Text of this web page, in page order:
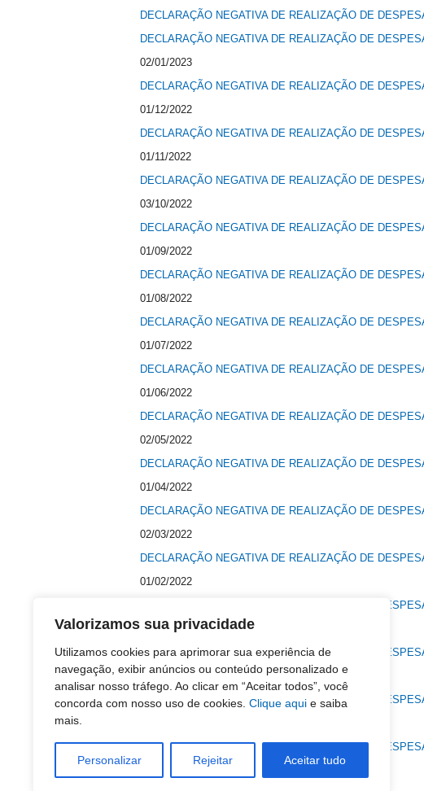
Valorizamos sua privacidade
Utilizamos cookies para aprimorar sua experiência de
navegação, exibir anúncios ou conteúdo personalizado e
analisar nosso tráfego. Ao clicar em “Aceitar todos”, você
concorda com nosso uso de cookies. Clique aqui e saiba
mais.
Personalizar Rejeitar Aceitar tudo
DECLARAÇÃO NEGATIVA DE REALIZAÇÃO DE
DECLARAÇÃO NEGATIVA DE REALIZAÇÃO DE
02/01/2023
DECLARAÇÃO NEGATIVA DE REALIZAÇÃO DE
01/12/2022
DECLARAÇÃO NEGATIVA DE REALIZAÇÃO DE
01/11/2022
DECLARAÇÃO NEGATIVA DE REALIZAÇÃO DE
03/10/2022
DECLARAÇÃO NEGATIVA DE REALIZAÇÃO DE
01/09/2022
DECLARAÇÃO NEGATIVA DE REALIZAÇÃO DE
01/08/2022
DECLARAÇÃO NEGATIVA DE REALIZAÇÃO DE
01/07/2022
DECLARAÇÃO NEGATIVA DE REALIZAÇÃO DE
01/06/2022
DECLARAÇÃO NEGATIVA DE REALIZAÇÃO DE
02/05/2022
DECLARAÇÃO NEGATIVA DE REALIZAÇÃO DE
01/04/2022
DECLARAÇÃO NEGATIVA DE REALIZAÇÃO DE
02/03/2022
DECLARAÇÃO NEGATIVA DE REALIZAÇÃO DE
01/02/2022
DECLARAÇÃO NEGATIVA DE REALIZAÇÃO DE
03/01/2022
DECLARAÇÃO NEGATIVA DE REALIZAÇÃO DE
01/12/2021
DECLARAÇÃO NEGATIVA DE REALIZAÇÃO DE
DECLARAÇÃO NEGATIVA DE REALIZAÇÃO DE